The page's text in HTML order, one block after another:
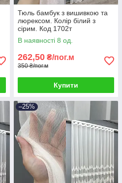
Тюль бамбук з вишивкою та
люрексом. Колір білий з
сірим. Код 1702т
В наявності 8 од.
262,50 ₴/пог.м
350 ₴/пог.м
Купити
–25%